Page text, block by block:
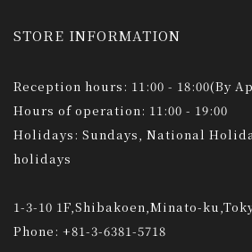
STORE INFORMATION
Reception hours: 11:00 - 18:00(By
Hours of operation: 11:00 - 19:00
Holidays: Sundays, National
holidays
1-3-10 1F,Shibakoen,Minato-
Phone: +81-3-6381-5718